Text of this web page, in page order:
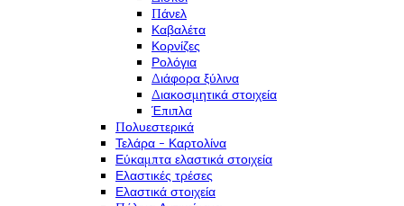
Πάνελ
Καβαλέτα
Κορνίζες
Ρολόγια
Διάφορα ξύλινα
Διακοσμητικά στοιχεία
Έπιπλα
Πολυεστερικά
Τελάρα - Καρτολίνα
Εύκαμπτα ελαστικά στοιχεία
Ελαστικές τρέσες
Ελαστικά στοιχεία